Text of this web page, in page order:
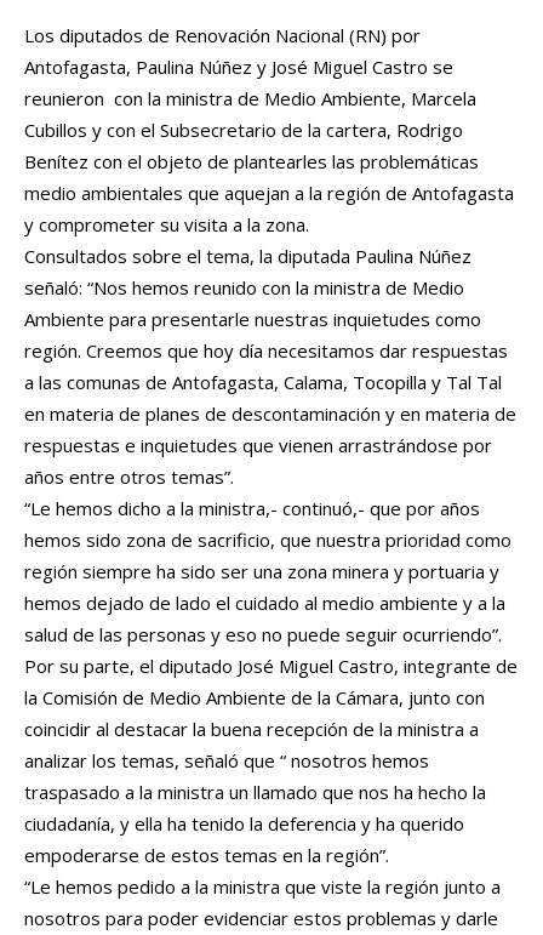
Los diputados de Renovación Nacional (RN) por
Antofagasta, Paulina Núñez y José Miguel Castro se
reunieron con la ministra de Medio Ambiente, Marcela
Cubillos y con el Subsecretario de la cartera, Rodrigo
Benítez con el objeto de plantearles las problemáticas
medio ambientales que aquejan a la región de Antofagasta
y comprometer su visita a la zona.
Consultados sobre el tema, la diputada Paulina Núñez
señaló: “Nos hemos reunido con la ministra de Medio
Ambiente para presentarle nuestras inquietudes como
región. Creemos que hoy día necesitamos dar respuestas
a las comunas de Antofagasta, Calama, Tocopilla y Tal Tal
en materia de planes de descontaminación y en materia de
respuestas e inquietudes que vienen arrastrándose por
años entre otros temas”.
“Le hemos dicho a la ministra,- continuó,- que por años
hemos sido zona de sacrificio, que nuestra prioridad como
región siempre ha sido ser una zona minera y portuaria y
hemos dejado de lado el cuidado al medio ambiente y a la
salud de las personas y eso no puede seguir ocurriendo”.
Por su parte, el diputado José Miguel Castro, integrante de
la Comisión de Medio Ambiente de la Cámara, junto con
coincidir al destacar la buena recepción de la ministra a
analizar los temas, señaló que “ nosotros hemos
traspasado a la ministra un llamado que nos ha hecho la
ciudadanía, y ella ha tenido la deferencia y ha querido
empoderarse de estos temas en la región”.
“Le hemos pedido a la ministra que viste la región junto a
nosotros para poder evidenciar estos problemas y darle